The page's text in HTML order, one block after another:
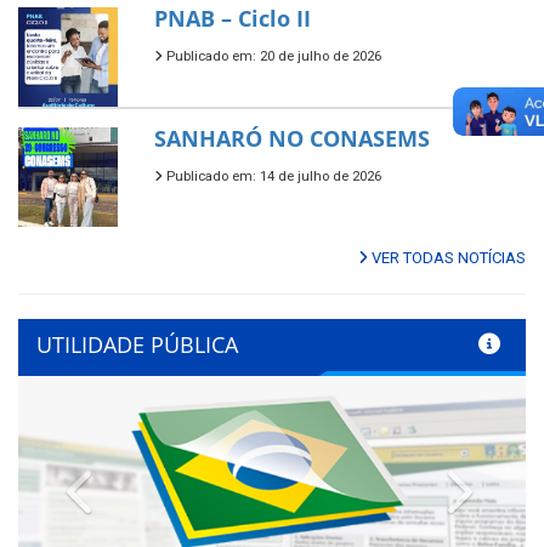
PNAB – Ciclo II
Publicado em: 20 de julho de 2026
SANHARÓ NO CONASEMS
Publicado em: 14 de julho de 2026
VER TODAS NOTÍCIAS
UTILIDADE PÚBLICA
Previous Next